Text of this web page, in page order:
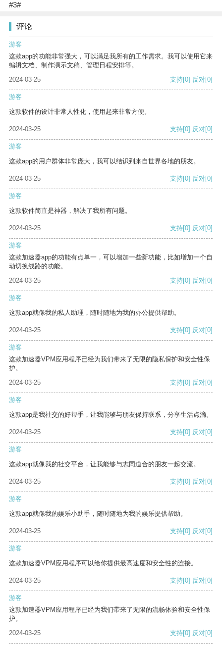
#3#
评论
游客
这款app的功能非常强大，可以满足我所有的工作需求。我可以使用它来
编辑文档、制作演示文稿、管理日程安排等。
2024-03-25
支持[0] 反对[0]
游客
这款软件的设计非常人性化，使用起来非常方便。
2024-03-25 支持[0] 反对[0]
游客
这款app的用户群体非常庞大，我可以结识到来自世界各地的朋友。
2024-03-25 支持[0] 反对[0]
游客
这款软件简直是神器，解决了我所有问题。
2024-03-25 支持[0] 反对[0]
游客
这款加速器app的功能有点单一，可以增加一些新功能，比如增加一个自
动切换线路的功能。
2024-03-25
支持[0] 反对[0]
游客
这款app就像我的私人助理，随时随地为我的办公提供帮助。
2024-03-25 支持[0] 反对[0]
游客
这款加速器VPM应用程序已经为我们带来了无限的隐私保护和安全性保
护。
2024-03-25
支持[0] 反对[0]
游客
这款app是我社交的好帮手，让我能够与朋友保持联系，分享生活点滴。
2024-03-25 支持[0] 反对[0]
游客
这款app就像我的社交平台，让我能够与志同道合的朋友一起交流。
2024-03-25 支持[0] 反对[0]
游客
这款app就像我的娱乐小助手，随时随地为我的娱乐提供帮助。
2024-03-25 支持[0] 反对[0]
游客
这款加速器VPM应用程序可以给你提供最高速度和安全性的连接。
2024-03-25 支持[0] 反对[0]
游客
这款加速器VPM应用程序已经为我们带来了无限的流畅体验和安全性保
护。
2024-03-25
支持[0] 反对[0]